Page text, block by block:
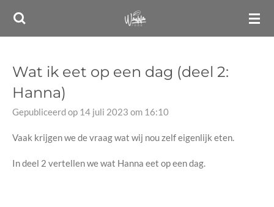
Ga
hoofdinhoud
Wat ik eet op een dag (deel 2:
Hanna)
Gepubliceerd op 14 juli 2023 om 16:10
Vaak krijgen we de vraag wat wij nou zelf eigenlijk eten.
In deel 2 vertellen we wat Hanna eet op een dag.